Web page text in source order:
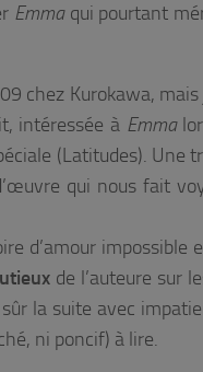
Emmaqui pourtant
chez Kurokawa, mais
intéressée à Emma
(Latitudes). Une
qui nous fait
d’amour
de l’auteure sur
la suite avec
ni poncif) à lire.